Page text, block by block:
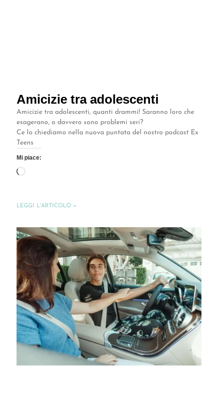
Amicizie tra adolescenti
Amicizie tra adolescenti, quanti drammi! Saranno loro che
esagerano, o davvero sono problemi seri?
Ce lo chiediamo nella nuova puntata del nostro podcast Ex
Teens
Mi piace:
LEGGI L'ARTICOLO »